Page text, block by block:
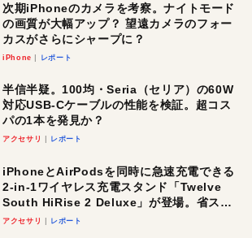
次期iPhoneのカメラを考察。ナイトモード
の画質が大幅アップ？ 望遠カメラのフォー
カスがさらにシャープに？
iPhone レポート
半信半疑。100均・Seria（セリア）の60W
対応USB-Cケーブルの性能を検証。超コス
パの1本を発見か？
アクセサリ レポート
iPhoneとAirPodsを同時に急速充電できる
2-in-1ワイヤレス充電スタンド「Twelve
South HiRise 2 Deluxe」が登場。省スペ
ースでおしゃれに充電したい人にオスス
アクセサリ レポート